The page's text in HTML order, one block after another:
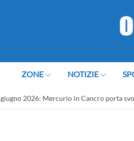
ZONE NOTIZIE
2026: Mercurio in Cancro porta